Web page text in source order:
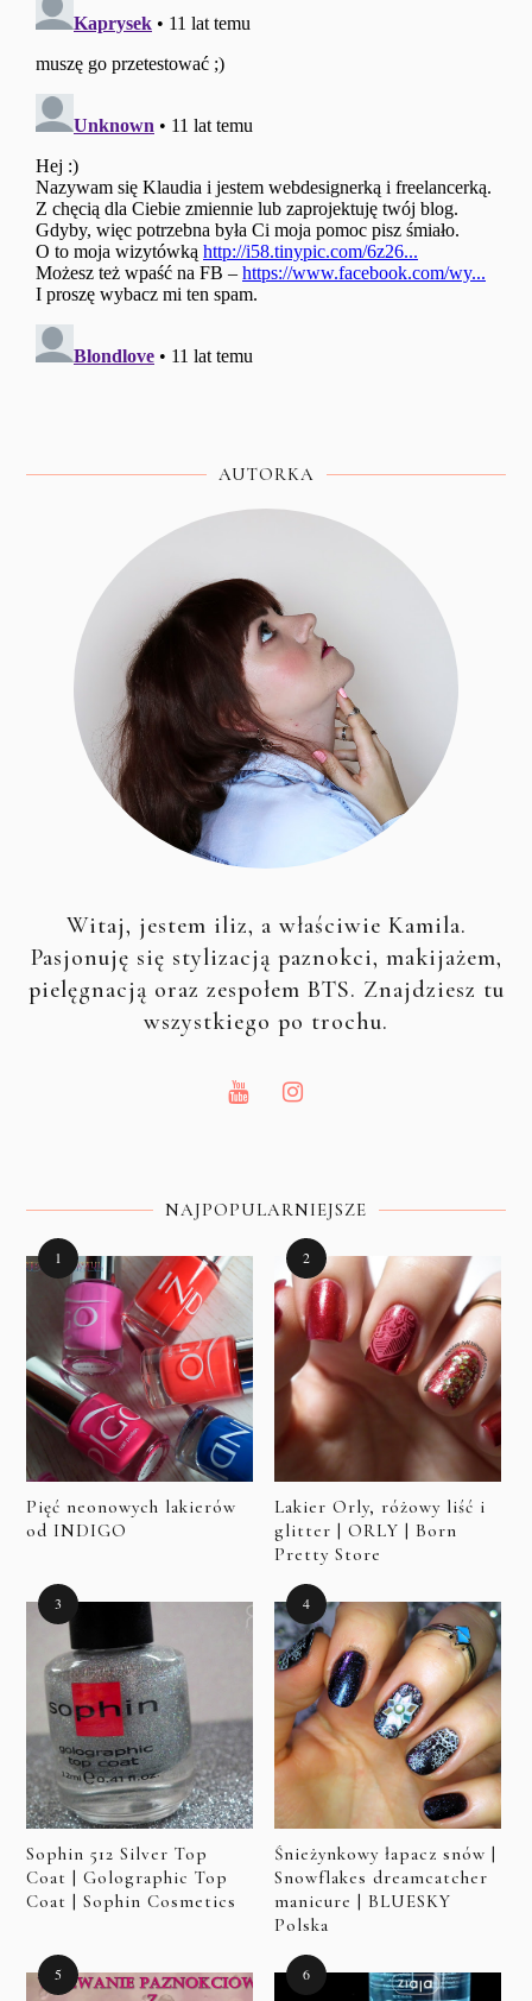
AUTORKA
Witaj, jestem iliz, a właściwie Kamila.
Pasjonuję się stylizacją paznokci, makijażem,
pielęgnacją oraz zespołem BTS. Znajdziesz tu
wszystkiego po trochu.
NAJPOPULARNIEJSZE
Pięć neonowych lakierów
od INDIGO
Lakier Orly, różowy liść i
glitter | ORLY | Born
Pretty Store
Sophin 512 Silver Top
Coat | Golographic Top
Coat | Sophin Cosmetics
Śnieżynkowy łapacz snów |
Snowflakes dreamcatcher
manicure | BLUESKY
Polska